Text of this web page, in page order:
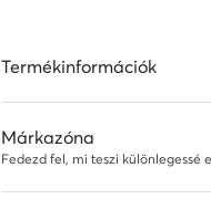
Termékinformációk
Márkazóna
Fedezd fel, mi teszi különlegessé